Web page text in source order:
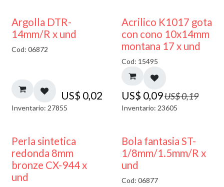
Argolla DTR-
14mm/R x und
Cod: 06872
US$ 0,02
Inventario: 27855
50% DESCUENTO
Acrilico K1017 gota
con cono 10x14mm
montana 17 x und
Cod: 15495
US$ 0,09US$0,19
Inventario: 23605
Perla sintetica
redonda 8mm
bronze CX-944 x
und
Bola fantasia ST-
1/8mm/1.5mm/R x
und
Cod: 06877